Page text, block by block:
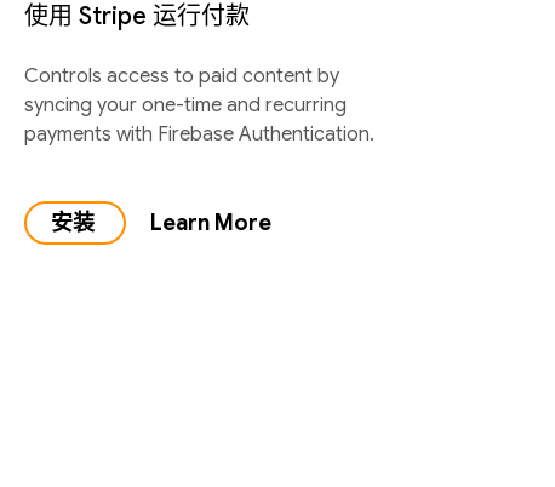
使用 Stripe 运行付款
Controls access to paid content by
syncing your one-time and recurring
payments with Firebase Authentication.
安装 Learn More